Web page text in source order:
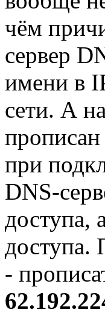
чём
сервер
имени в
сети. А
при
DNS-
доступа,
доступа.
-